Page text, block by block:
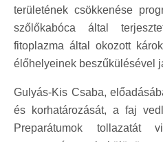
területének csökkenése
szőlőkabóca által
fitoplazma által okozott
élőhelyeinek beszűkülésével
Gulyás-Kis Csaba,
és korhatározását, a faj
Preparátumok tollazatát